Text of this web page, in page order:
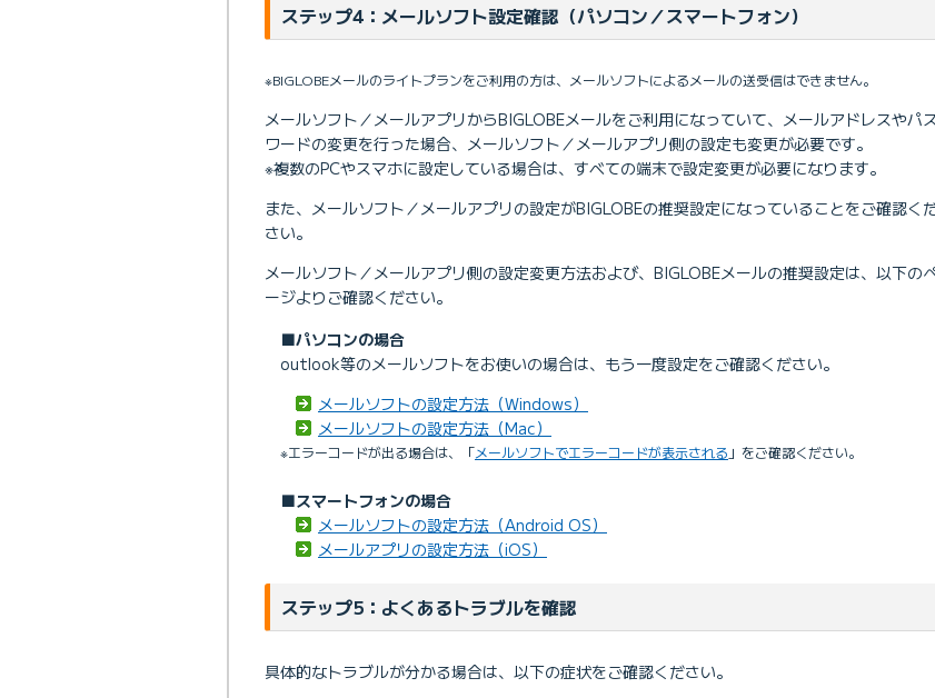
ステップ4：メールソフト設定確認（パソコン／スマートフォン）
※BIGLOBEメールのライトプランをご利用の方は、メールソフトによるメールの送受信はできません。
メールソフト／メールアプリからBIGLOBEメールをご利用になっていて、メールアドレスやパス
ワードの変更を行った場合、メールソフト／メールアプリ側の設定も変更が必要です。
※複数のPCやスマホに設定している場合は、すべての端末で設定変更が必要になります。
また、メールソフト／メールアプリの設定がBIGLOBEの推奨設定になっていることをご確認く
さい。
メールソフト／メールアプリ側の設定変更方法および、BIGLOBEメールの推奨設定は、以下の
ージよりご確認ください。
■パソコンの場合
outlook等のメールソフトをお使いの場合は、もう一度設定をご確認ください。
メールソフトの設定方法（Windows）
メールソフトの設定方法（Mac）
※エラーコードが出る場合は、「メールソフトでエラーコードが表示される 」をご確認ください。
■スマートフォンの場合
メールソフトの設定方法（Android OS）
メールアプリの設定方法（iOS）
ステップ5：よくあるトラブルを確認
具体的なトラブルが分かる場合は、以下の症状をご確認ください。